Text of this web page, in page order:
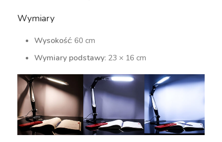
Wymiary
Wysokość: 60 cm
Wymiary podstawy: 23 × 16 cm